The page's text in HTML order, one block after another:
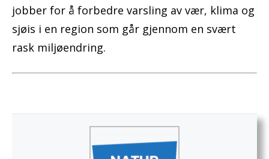
jobber for å forbedre varsling av vær, klima og
sjøis i en region som går gjennom en svært
rask miljøendring.